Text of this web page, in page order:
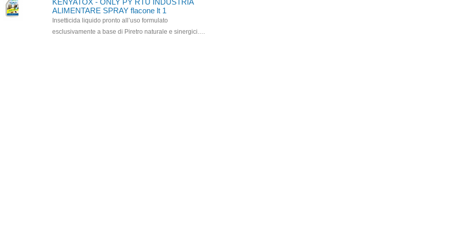
KENYATOX - ONLY PY RTU INDUSTRIA
ALIMENTARE SPRAY flacone lt 1
Insetticida liquido pronto all’uso formulato
esclusivamente a base di Piretro naturale e sinergici.